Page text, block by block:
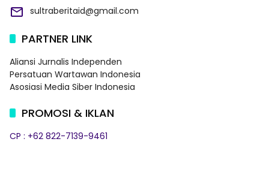
sultraberitaid@gmail.com
PARTNER LINK
Aliansi Jurnalis Independen
Persatuan Wartawan Indonesia
Asosiasi Media Siber Indonesia
PROMOSI & IKLAN
CP : +62 822-7139-9461